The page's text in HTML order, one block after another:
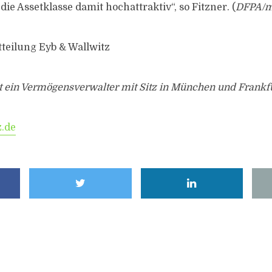
Assetklasse damit hochattraktiv“, so Fitzner. (DFPA/
Eyb & Wallwitz
ein Vermögensverwalter mit Sitz in München und